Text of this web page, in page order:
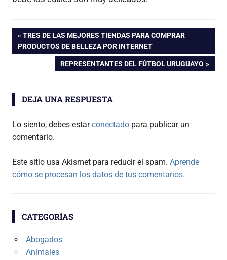
Navegación
ENTRADA
ANTERIOR:
TRES DE LAS MEJORES TIENDAS PARA COMPRAR
PRODUCTOS DE BELLEZA POR INTERNET
ENTRADA
SIGUIENTE:
REPRESENTANTES DEL FÚTBOL URUGUAYO
DEJA UNA RESPUESTA
Lo siento, debes estarconectado para publicar un
comentario.
Este sitio usa Akismet para reducir el spam. Aprende
cómo se procesan los datos de tus comentarios.
CATEGORÍAS
Abogados
Animales